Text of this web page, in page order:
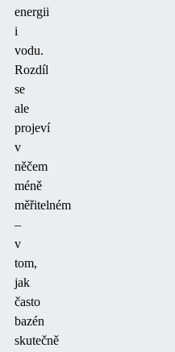
energii
i
vodu.
Rozdíl
se
ale
projeví
v
něčem
méně
měřitelném
–
v
tom,
jak
často
bazén
skutečně